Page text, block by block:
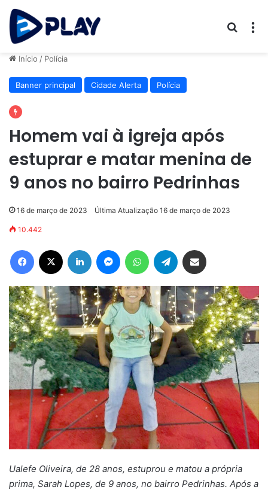
Início / Polícia
Banner principal Cidade Alerta Polícia
Homem vai à igreja após
estuprar e matar menina de
9 anos no bairro Pedrinhas
16 de março de 2023 Última Atualização 16 de março de 2023
10.442
Facebook Linkedin MessengerWhatsAppTelegram
Ualefe Oliveira, de 28 anos, estuprou e matou a própria
prima, Sarah Lopes, de 9 anos, no bairro Pedrinhas. Após a